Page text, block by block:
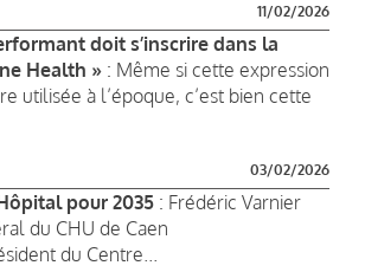
11/02/2026
doit s’inscrire dans la
Health » : Même si cette expression
utilisée à l’époque, c’est bien cette
03/02/2026
pour 2035 : Frédéric Varnier
du CHU de Caen
du Centre...